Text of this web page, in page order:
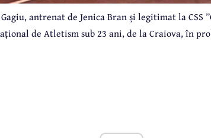
antrenat de Jenica Bran și legitimat la CSS
de Atletism sub 23 ani, de la Craiova, în